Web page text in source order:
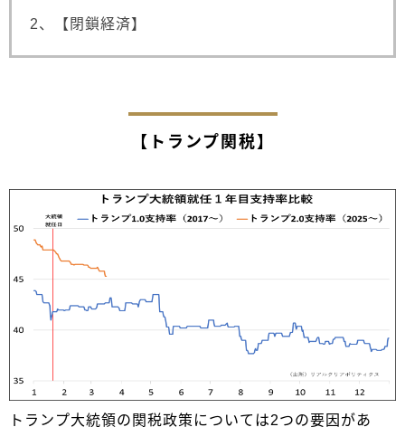
2、【閉鎖経済】
【トランプ関税】
トランプ大統領の関税政策については2つの要因があ